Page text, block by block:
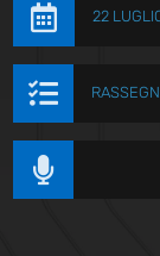
 22

